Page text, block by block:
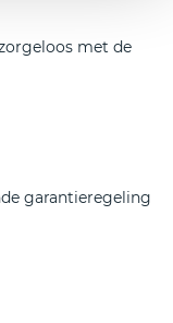
met de
garantieregeling